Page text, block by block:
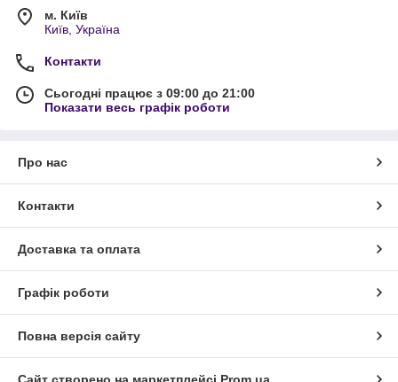
м. Київ
Київ, Україна
Контакти
Сьогодні працює з 09:00 до 21:00
Показати весь графік роботи
Про нас
Контакти
Доставка та оплата
Графік роботи
Повна версія сайту